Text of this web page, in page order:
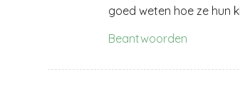
goed weten hoe ze hun
Beantwoorden